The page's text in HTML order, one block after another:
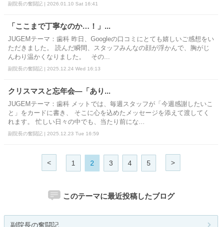
副院長の奮闘記 | 2026.01.10 Sat 16:41
「ここまで丁寧なのか…！」...
JUGEMテーマ：歯科 昨日、Googleの口コミにとても嬉しいご感想をい
ただきました。 読んだ瞬間、スタッフみんなの顔が浮かんで、胸がじ
んわり温かくなりました。 その...
副院長の奮闘記 | 2025.12.24 Wed 16:13
クリスマスと忘年会―「あり...
JUGEMテーマ：歯科 メットでは、毎週スタッフが「今週感謝したいこ
と」をカードに書き、 そこに心を込めたメッセージを添えて渡してく
れます。 忙しい日々の中でも、当たり前にな...
副院長の奮闘記 | 2025.12.23 Tue 16:59
< 1 2 3 4 5 >
このテーマに最近投稿したブログ
副院長の奮闘記